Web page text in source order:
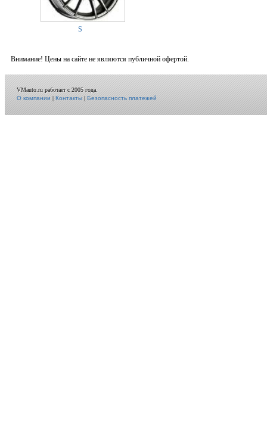
S
Внимание! Цены на сайте не являются публичной офертой.
VMauto.ru работает с 2005 года.
О компании|Контакты|Безопасность платежей